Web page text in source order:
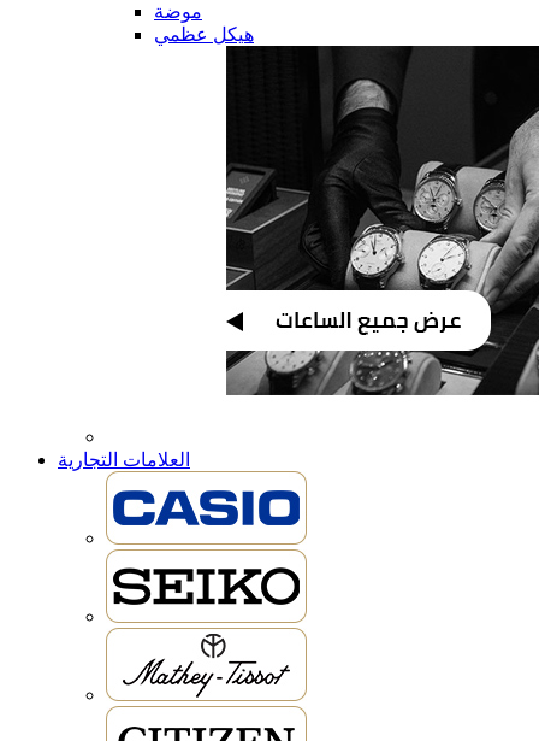
موضة
هيكل عظمي
العلامات التجارية